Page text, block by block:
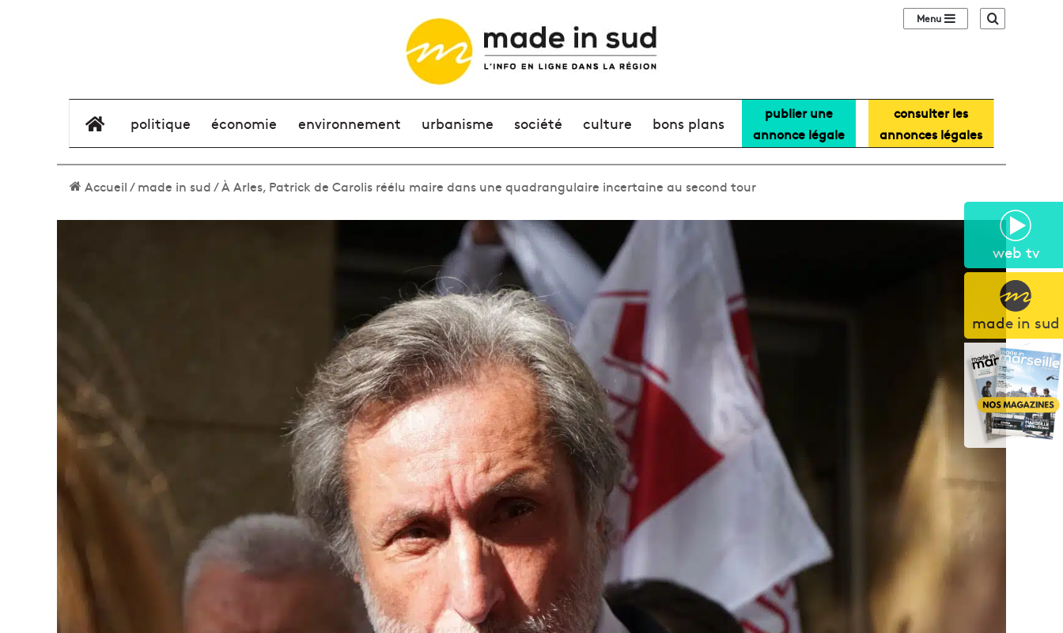
web tv
made in sud
Sidebar (barre
élément de menu
politique économie environnement urbanisme société culture bons plans
publier une
annonce légale
consulter les
annonces légales
Accueil/made in sud/À Arles, Patrick de Carolis réélu maire dans une quadrangulaire incertaine au second tour